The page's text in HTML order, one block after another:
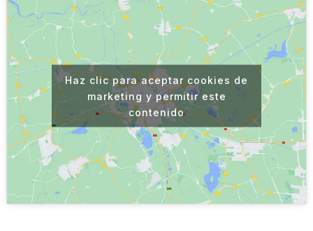
Haz clic para aceptar cookies de
marketing y permitir este
contenido